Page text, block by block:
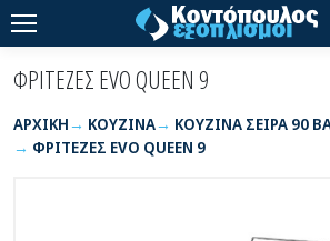
ΦΡΙΤΕΖΕΣ EVO QUEEN 9
ΑΡΧΙΚΉ ΚΟΥΖΙΝΑ
ΚΟΥΖΙΝΑ ΣΕΙΡΑ 90
ΦΡΙΤΕΖΕΣ EVO QUEEN 9